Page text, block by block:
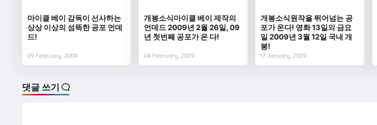
마이클 베이 감독이 선사하는
상상 이상의 섬뜩한 공포 언데
드!
09 February, 2009
개봉소식마이클 베이 제작의
언데드 2009년 2월 26일, 09
년 첫번째 공포가 온 다!
04 February, 2009
개봉소식원작을 뛰어넘는 공
포가 온다! 영화 13일의 금요
일 2009년 3월 12일 국내 개
봉!
17 January, 2009
댓글 쓰기